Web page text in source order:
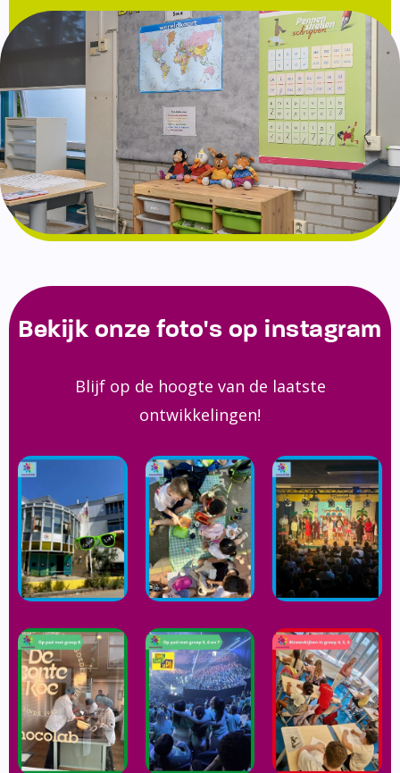
Bekijk onze foto's op instagram
Blijf op de hoogte van de laatste
ontwikkelingen!